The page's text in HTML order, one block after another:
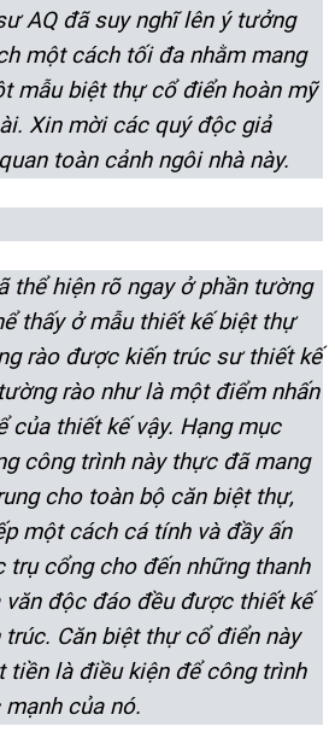
AQ đã suy nghĩ lên ý tưởng
một cách tối đa nhằm mang
mẫu biệt thự cổ điển hoàn mỹ
Xin mời các quý độc giả
toàn cảnh ngôi nhà này.
thể hiện rõ ngay ở phần tường
thấy ở mẫu thiết kế biệt thự
rào được kiến trúc sư thiết kế
rào như là một điểm nhấn
của thiết kế vậy. Hạng mục
công trình này thực đã mang
cho toàn bộ căn biệt thự,
một cách cá tính và đầy ấn
trụ cổng cho đến những thanh
độc đáo đều được thiết kế
Căn biệt thự cổ điển này
tiền là điều kiện để công trình
của nó.